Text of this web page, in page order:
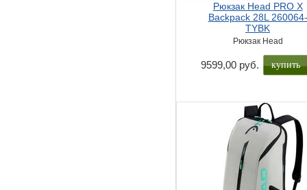
Рюкзак Head PRO X
Backpack 28L 260064-
TYBK
Рюкзак Head
9599,00 руб. купить